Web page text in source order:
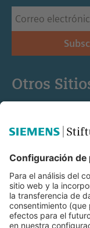
Otros
Educación STEM
Mediaportal